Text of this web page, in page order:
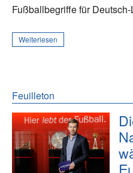
Fußballbegriffe für
Weiterlesen
Feuilleton